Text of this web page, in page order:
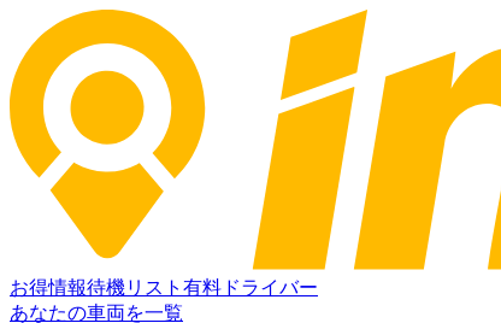
お得情報待機リスト 有料ドライバー
あなたの車両を一覧